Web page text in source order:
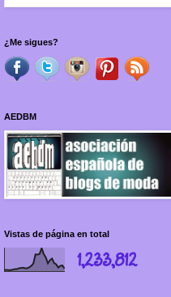
¿Me sigues?
AEDBM
Vistas de página en total
1,233,812